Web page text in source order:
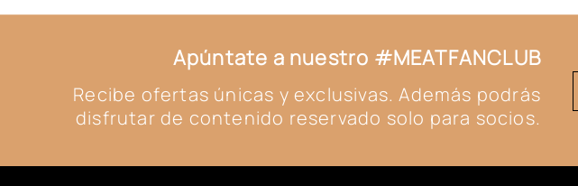
Apúntate a nuestro #MEATFANCLUB
Recibe ofertas únicas y exclusivas. Además podrás
disfrutar de contenido reservado solo para socios.